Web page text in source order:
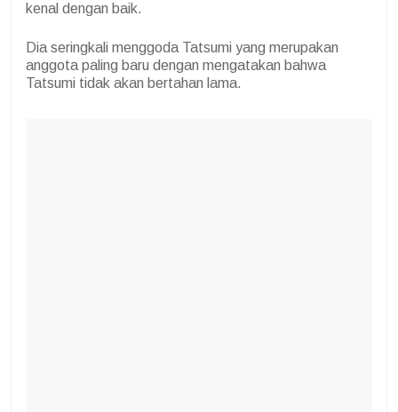
kenal dengan baik.
Dia seringkali menggoda Tatsumi yang merupakan
anggota paling baru dengan mengatakan bahwa
Tatsumi tidak akan bertahan lama.